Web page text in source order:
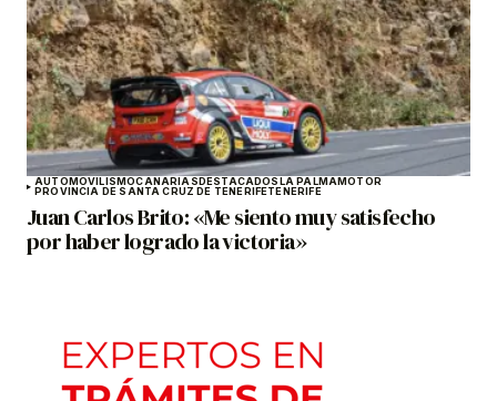
AUTOMOVILISMOCANARIASDESTACADOSLA PALMAMOTOR
PROVINCIA DE SANTA CRUZ DE TENERIFETENERIFE
Juan Carlos Brito: «Me siento muy satisfecho
por haber logrado la victoria»